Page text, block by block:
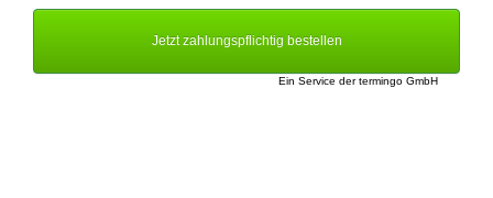
Jetzt zahlungspflichtig bestellen
Ein Service dertermingo GmbH